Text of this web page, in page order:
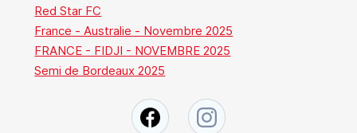
Red Star FC
France - Australie - Novembre 2025
FRANCE - FIDJI - NOVEMBRE 2025
Semi de Bordeaux 2025